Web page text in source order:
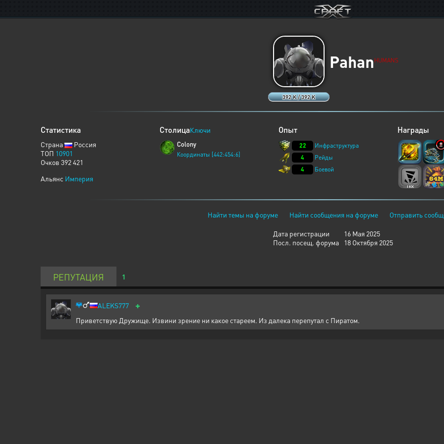
392 K / 392 K
PahanHUMANS
Статистика
Страна
Россия
ТОП 10901
Очков 392 421
Альянс Империя
СтолицаКлючи
Colony
Координаты [442:454:6]
Опыт
22
Инфраструктура
4
Рейды
4
Боевой
Награды
Найти темы на форуме Найти сообщения на форуме Отправить
Дата регистрации
16 Мая 2025
Посл. посещ. форума
18 Октября 2025
РЕПУТАЦИЯ 1
ALEKS777 +
Приветствую Дружище. Извини зрение ни какое стареем. Из далека перепутал с Пиратом.